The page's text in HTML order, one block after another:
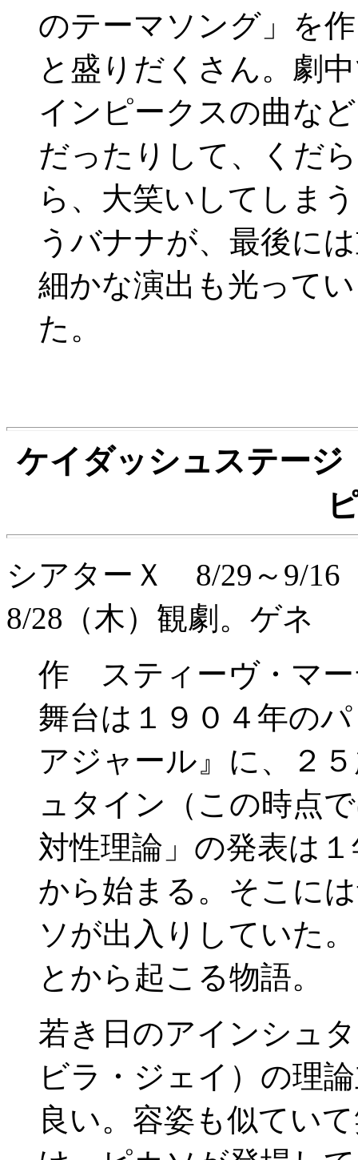
のテーマソング」を
と盛りだくさん。劇
インピークスの曲な
だったりして、くだ
ら、大笑いしてしま
うバナナが、最後に
細かな演出も光って
た。
ケイダッシュステージ
シアターＸ 8/29～
8/28（木）観劇。ゲネ
作 スティーヴ・マー
舞台は１９０４年の
アジャール』に、２
ュタイン（この時点
対性理論」の発表は
から始まる。そこに
ソが出入りしていた
とから起こる物語。
若き日のアインシュ
ビラ・ジェイ）の理
良い。容姿も似てい